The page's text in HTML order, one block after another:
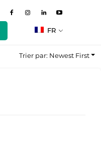
FR
Trier par: Newest First